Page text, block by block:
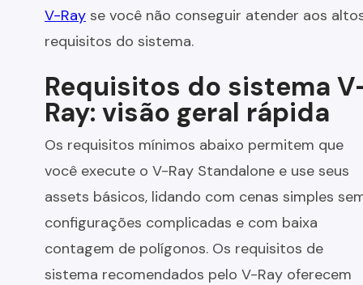
V-Ray se você não conseguir atender aos
requisitos do sistema.
Requisitos do sistema
Ray: visão geral rápida
Os requisitos mínimos abaixo permitem que
você execute o V-Ray Standalone e use seus
assets básicos, lidando com cenas simples
configurações complicadas e com baixa
contagem de polígonos. Os requisitos de
sistema recomendados pelo V-Ray oferecem